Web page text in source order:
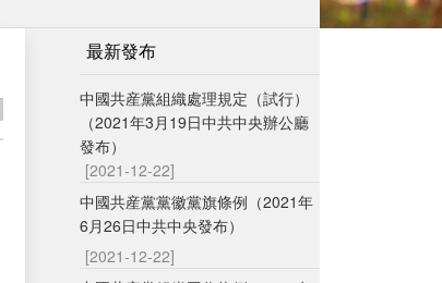
最新發布
中國共産黨組織處理規定（試行）
（2021年3月19日中共中央辦公廳
發布）
[2021-12-22]
中國共産黨黨徽黨旗條例（2021年
6月26日中共中央發布）
[2021-12-22]